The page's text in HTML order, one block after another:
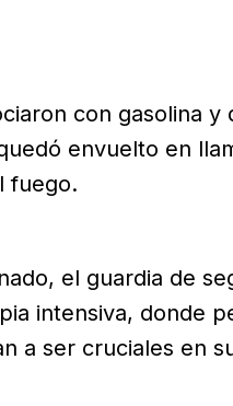
con gasolina
envuelto en
fuego.
el guardia de
intensiva, donde
a ser cruciales en